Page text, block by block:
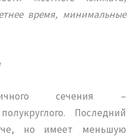
время, минимальные
сечения –
Последний
но имеет меньшую